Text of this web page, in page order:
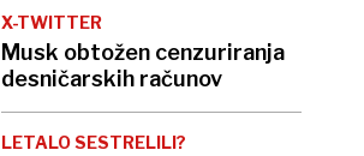
X-TWITTER
Musk obtožen cenzuriranja
desničarskih računov
LETALO SESTRELILI?